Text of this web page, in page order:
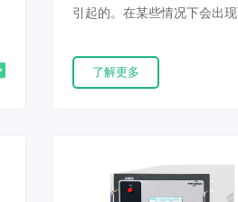
引起的。在某些情况下会出
是由连接到电网的负荷连续变
的。如果EUT对电源电压的
压变化时的性能，产品满足
4-11和GB/T17626.11等新标准
了解更多